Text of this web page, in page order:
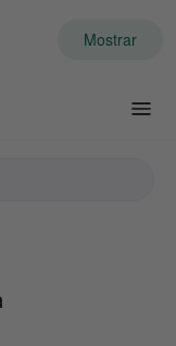
Mostrar